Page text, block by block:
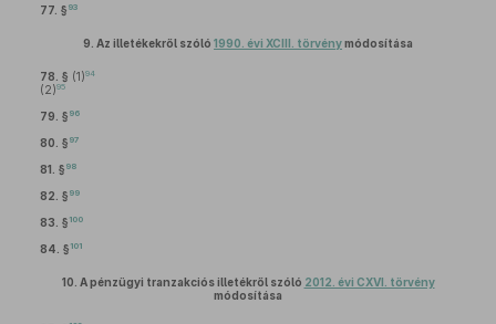
77. § 93
9. Az illetékekről szóló 1990. évi XCIII. törvénymódosítása
78. § (1)94
(2)95
79. § 96
80. § 97
81. § 98
82. § 99
83. § 100
84. § 101
10. A pénzügyi tranzakciós illetékről szóló 2012. évi CXVI. törvény
módosítása